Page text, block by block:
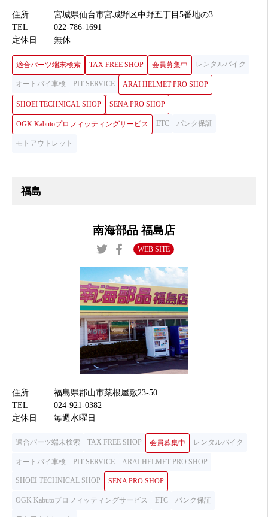
住所
宮城県仙台市宮城野区中野五丁目5番地の3
TEL
022-786-1691
定休日
無休
適合パーツ端末検索 TAX FREE SHOP 会員募集中 レンタルバイク
オートバイ車検 PIT SERVICE ARAI HELMET PRO SHOP
SHOEI TECHNICAL SHOP SENA PRO SHOP
OGK Kabutoプロフィッティングサービス ETC パンク保証
モトアウトレット
南海部品 福島店
WEB SITE
住所
福島県郡山市菜根屋敷23-50
TEL
024-921-0382
定休日
毎週水曜日
適合パーツ端末検索 TAX FREE SHOP 会員募集中 レンタルバイク
オートバイ車検 PIT SERVICE ARAI HELMET PRO SHOP
SHOEI TECHNICAL SHOP SENA PRO SHOP
OGK Kabutoプロフィッティングサービス ETC パンク保証